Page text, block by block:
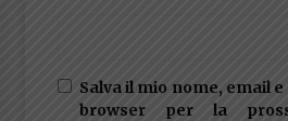
Salva il mio nome, email
browser per la